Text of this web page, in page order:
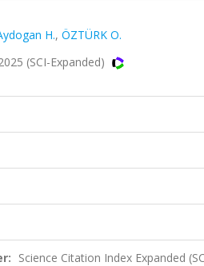
H., ÖZTÜRK O.
(SCI-Expanded)
Science Citation Index Expanded